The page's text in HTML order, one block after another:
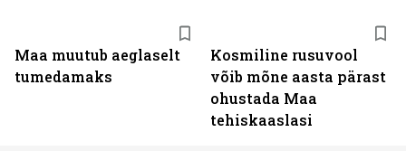
Maa muutub aeglaselt
tumedamaks
Kosmiline rusuvool
võib mõne aasta pärast
ohustada Maa
tehiskaaslasi